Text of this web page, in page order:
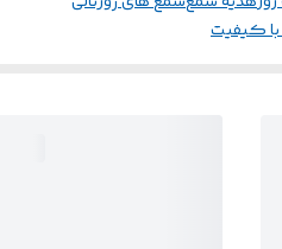
با کیفیت